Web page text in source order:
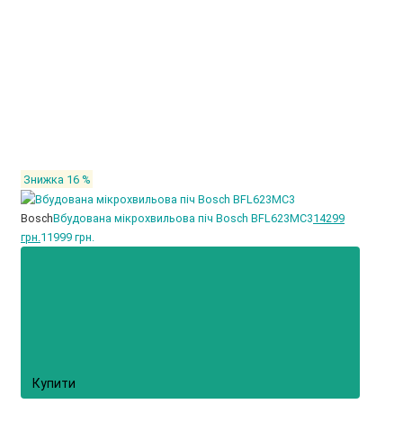
Знижка 16 %
BoschВбудована мікрохвильова піч Bosch BFL623MC314299
грн.11999 грн.
Купити